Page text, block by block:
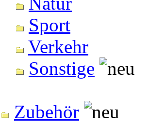
Sport
Verkehr
Sonstige
Zubehör